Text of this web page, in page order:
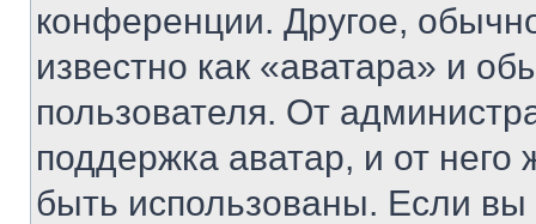
конференции. Другое,
известно как «аватара» и
пользователя. От
поддержка аватар, и от него
быть использованы. Если